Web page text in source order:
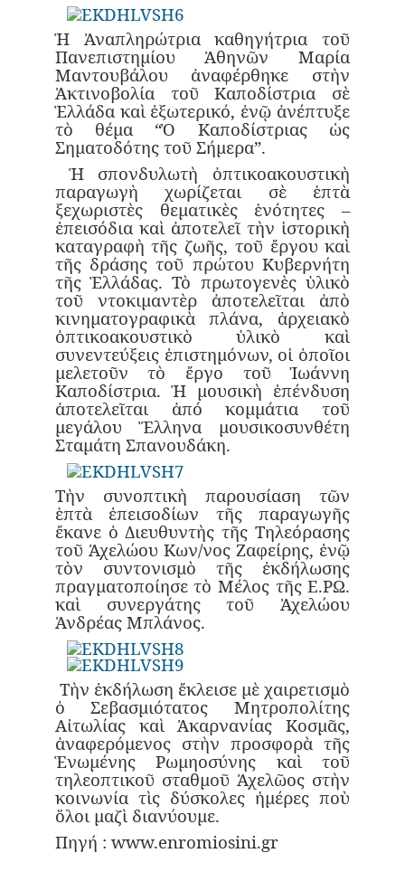
Ἡ Ἀναπληρώτρια καθηγήτρια τοῦ
Πανεπιστημίου Ἀθηνῶν Μαρία
Μαντουβάλου ἀναφέρθηκε στὴν
Ἀκτινοβολία τοῦ Καποδίστρια σὲ
Ἑλλάδα καὶ ἐξωτερικό, ἐνῷ ἀνέπτυξε
τὸ θέμα “Ὁ Καποδίστριας ὡς
Σηματοδότης τοῦ Σήμερα”.
Ἡ σπονδυλωτὴ ὀπτικοακουστικὴ
παραγωγὴ χωρίζεται σὲ ἑπτὰ
ξεχωριστὲς θεματικὲς ἑνότητες –
ἐπεισόδια καὶ ἀποτελεῖ τὴν ἱστορικὴ
καταγραφὴ τῆς ζωῆς, τοῦ ἔργου καὶ
τῆς δράσης τοῦ πρώτου Κυβερνήτη
τῆς Ἑλλάδας. Τὸ πρωτογενὲς ὑλικὸ
τοῦ ντοκιμαντὲρ ἀποτελεῖται ἀπὸ
κινηματογραφικὰ πλάνα, ἀρχειακὸ
ὀπτικοακουστικὸ ὑλικὸ καὶ
συνεντεύξεις ἐπιστημόνων, οἱ ὁποῖοι
μελετοῦν τὸ ἔργο τοῦ Ἰωάννη
Καποδίστρια. Ἡ μουσικὴ ἐπένδυση
ἀποτελεῖται ἀπό κομμάτια τοῦ
μεγάλου Ἕλληνα μουσικοσυνθέτη
Σταμάτη Σπανουδάκη.
Τὴν συνοπτικὴ παρουσίαση τῶν
ἑπτὰ ἐπεισοδίων τῆς παραγωγῆς
ἔκανε ὁ Διευθυντὴς τῆς Τηλεόρασης
τοῦ Ἀχελώου Κων/νος Ζαφείρης, ἐνῷ
τὸν συντονισμὸ τῆς ἐκδήλωσης
πραγματοποίησε τὸ Μέλος τῆς Ε.ΡΩ.
καὶ συνεργάτης τοῦ Ἀχελώου
Ἀνδρέας Μπλάνος.
Τὴν ἐκδήλωση ἔκλεισε μὲ χαιρετισμὸ
ὁ Σεβασμιότατος Μητροπολίτης
Αἰτωλίας καὶ Ἀκαρνανίας Κοσμᾶς,
ἀναφερόμενος στὴν προσφορὰ τῆς
Ἑνωμένης Ρωμηοσύνης καὶ τοῦ
τηλεοπτικοῦ σταθμοῦ Ἀχελῶος στὴν
κοινωνία τὶς δύσκολες ἡμέρες ποὺ
ὅλοι μαζὶ διανύουμε.
Πηγή : www.enromiosini.gr